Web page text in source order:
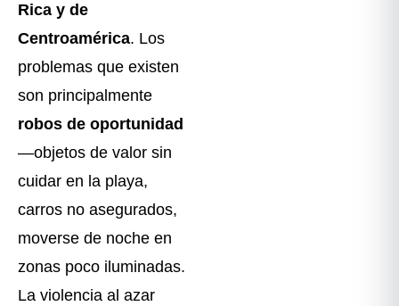
Rica y de
Centroamérica. Los
problemas que existen
son principalmente
robos de oportunidad
—objetos de valor sin
cuidar en la playa,
carros no asegurados,
moverse de noche en
zonas poco iluminadas.
La violencia al azar